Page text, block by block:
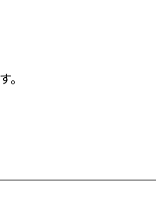
。